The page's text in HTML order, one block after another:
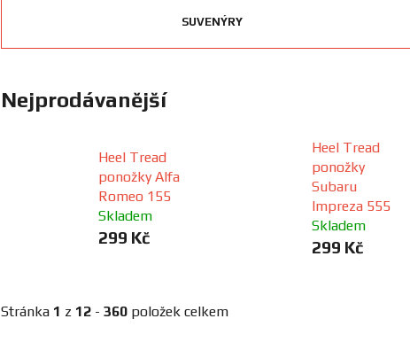
SUVENÝRY
Nejprodávanější
Heel Tread
ponožky Alfa
Romeo 155
Skladem
299 Kč
Heel Tread
ponožky
Subaru
Impreza 555
Skladem
299 Kč
Stránka 1 z 12 - 360 položek celkem